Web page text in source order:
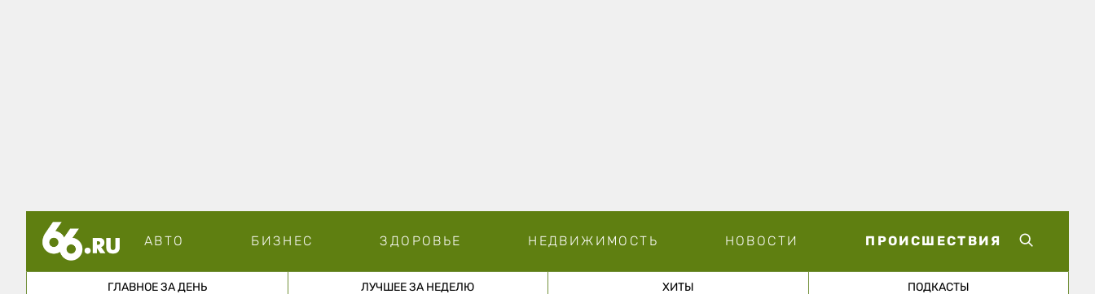
АВТО БИЗНЕС ЗДОРОВЬЕ НЕДВИЖИМОСТЬ НОВОСТИ ПРОИСШЕСТВИЯ
ГЛАВНОЕ ЗА ДЕНЬ ЛУЧШЕЕ ЗА НЕДЕЛЮ ХИТЫ ПОДКАСТЫ